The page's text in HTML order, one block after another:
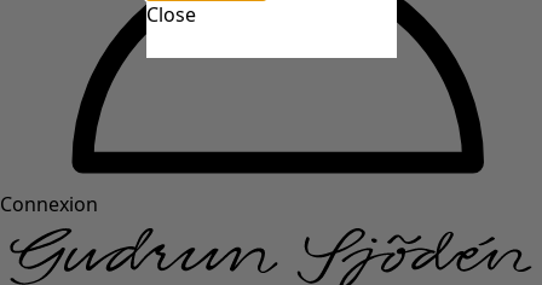
Connexion
Close